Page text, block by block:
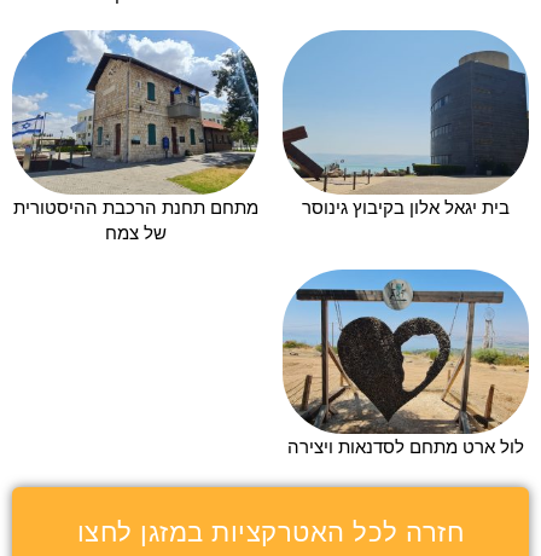
בית יגאל אלון בקיבוץ גינוסר
מתחם תחנת הרכבת ההיסטורית
של צמח
לול ארט מתחם לסדנאות ויצירה
חזרה לכל האטרקציות במזגן לחצו
כאן